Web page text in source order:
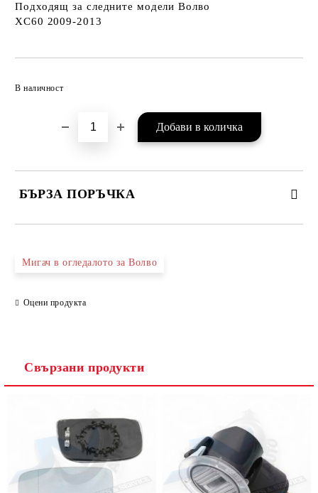
Подходящ за следните модели Волво
XC60 2009-2013
В наличност
БЪРЗА ПОРЪЧКА
Съгласен съм с
Мигач в огледалото за Волво
Оцени продукта
Свързани продукти